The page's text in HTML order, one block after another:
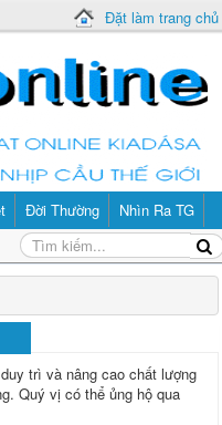
Đặt làm trang chủ
Đời Thường Nhìn Ra TG
trì và nâng cao chất lượng
Quý vị có thể ủng hộ qua